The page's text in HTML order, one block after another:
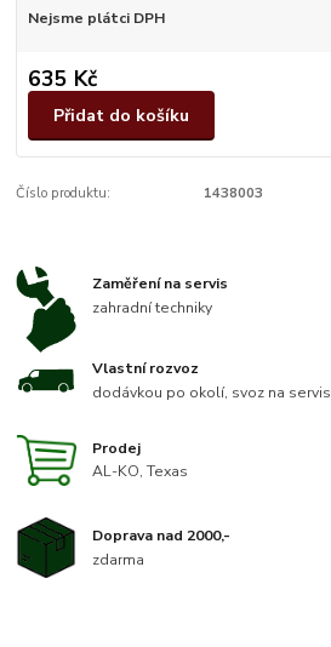
Nejsme plátci DPH
635 Kč
Přidat do košíku
Číslo produktu: 1438003
Zaměření na servis
zahradní techniky
Vlastní rozvoz
dodávkou po okolí, svoz na servis
Prodej
AL-KO, Texas
Doprava nad 2000,-
zdarma